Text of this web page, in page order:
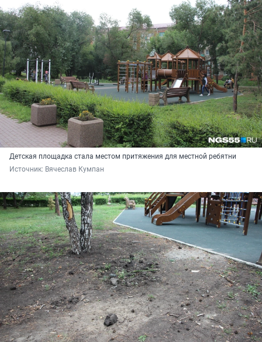
Детская площадка стала местом притяжения для местной ребятни
Источник: Вячеслав Кумпан